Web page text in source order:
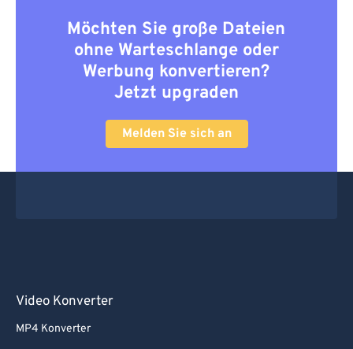
Möchten Sie große Dateien
ohne Warteschlange oder
Werbung konvertieren?
Jetzt upgraden
Melden Sie sich an
Video Konverter
MP4 Konverter